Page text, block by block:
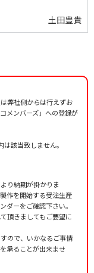
土田豊貴
弊社側からは行えずお
メンバーズ」への登録が
該当致しません。
り納期が掛かりま
作を開始する受注生産
ダーをご確認下さい。
頂きましてもご要望に
ので、いかなるご事情
承ることが出来ませ